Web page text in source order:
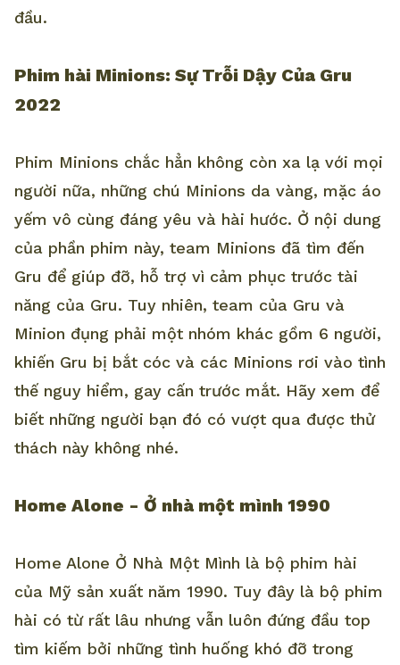
đầu.
Phim hài Minions: Sự Trỗi Dậy Của Gru
2022
Phim Minions chắc hẳn không còn xa lạ với mọi
người nữa, những chú Minions da vàng, mặc áo
yếm vô cùng đáng yêu và hài hước. Ở nội dung
của phần phim này, team Minions đã tìm đến
Gru để giúp đỡ, hỗ trợ vì cảm phục trước tài
năng của Gru. Tuy nhiên, team của Gru và
Minion đụng phải một nhóm khác gồm 6 người,
khiến Gru bị bắt cóc và các Minions rơi vào tình
thế nguy hiểm, gay cấn trước mắt. Hãy xem để
biết những người bạn đó có vượt qua được thử
thách này không nhé.
Home Alone - Ở nhà một mình 1990
Home Alone Ở Nhà Một Mình là bộ phim hài
của Mỹ sản xuất năm 1990. Tuy đây là bộ phim
hài có từ rất lâu nhưng vẫn luôn đứng đầu top
tìm kiếm bởi những tình huống khó đỡ trong